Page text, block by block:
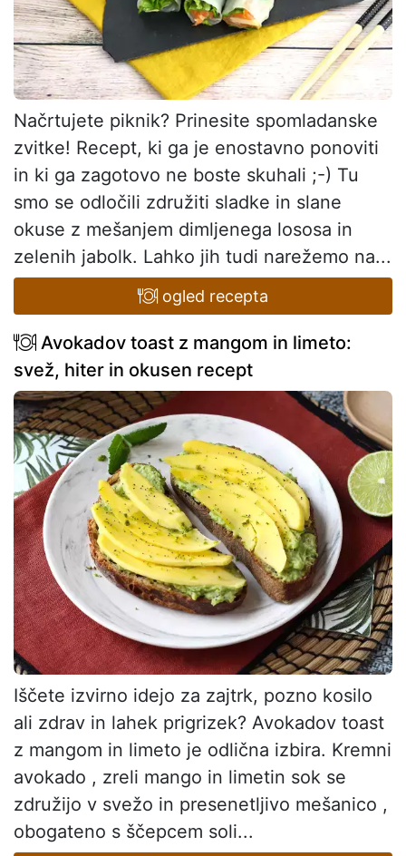
Načrtujete piknik? Prinesite spomladanske
zvitke! Recept, ki ga je enostavno ponoviti
in ki ga zagotovo ne boste skuhali ;-) Tu
smo se odločili združiti sladke in slane
okuse z mešanjem dimljenega lososa in
zelenih jabolk. Lahko jih tudi narežemo na...
ogled recepta
Avokadov toast z mangom in limeto:
svež, hiter in okusen recept
Iščete izvirno idejo za zajtrk, pozno kosilo
ali zdrav in lahek prigrizek? Avokadov toast
z mangom in limeto je odlična izbira. Kremni
avokado , zreli mango in limetin sok se
združijo v svežo in presenetljivo mešanico ,
obogateno s ščepcem soli...